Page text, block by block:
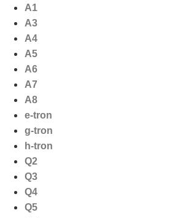
naar
inhoud
A1
A3
A4
A5
A6
A7
A8
e-tron
g-tron
h-tron
Q2
Q3
Q4
Q5